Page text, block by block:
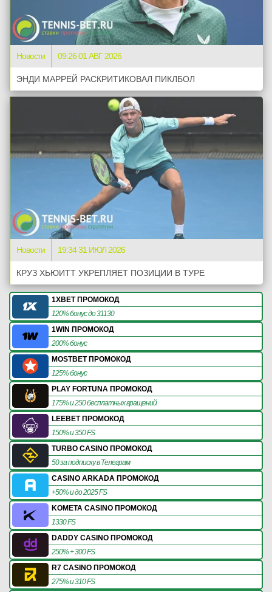
Новости 09:26 01 АВГ 2026
ЭНДИ МАРРЕЙ РАСКРИТИКОВАЛ ПИКЛБОЛ
Новости 19:34 31 ИЮЛ 2026
КРУЗ ХЬЮИТТ УКРЕПЛЯЕТ ПОЗИЦИИ В ТУРЕ
1XBET ПРОМОКОД
120% бонус до 31130
1WIN ПРОМОКОД
200% бонус
MOSTBET ПРОМОКОД
125% бонус
PLAY FORTUNA ПРОМОКОД
175% и 250 бесплатных вращений
LEEBET ПРОМОКОД
150% и 350 FS
TURBO CASINO ПРОМОКОД
50 за подписку в Телеграм
CASINO ARKADA ПРОМОКОД
+50% и до 2025 FS
KOMETA CASINO ПРОМОКОД
1330 FS
DADDY CASINO ПРОМОКОД
250% + 300 FS
R7 CASINO ПРОМОКОД
275% и 310 FS